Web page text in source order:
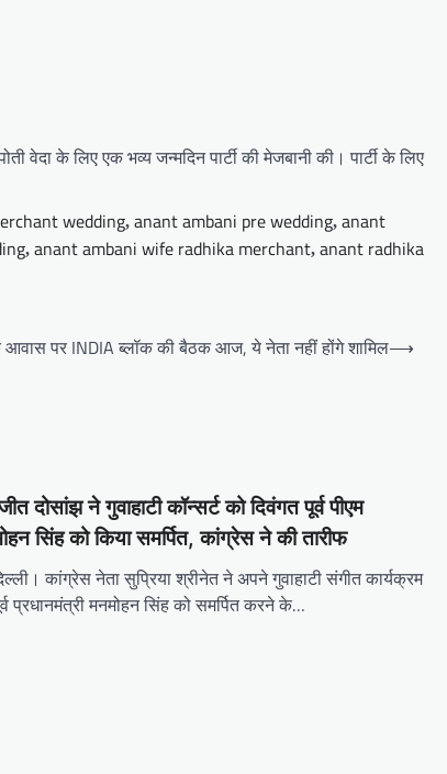
के लिए एक भव्य जन्मदिन पार्टी की मेजबानी की। पार्टी के लिए
wedding, anant ambani pre wedding, anant
, anant ambani wife radhika merchant, anant radhika
पर INDIA ब्लॉक की बैठक आज, ये नेता नहीं होंगे शामिल⟶
दोसांझ ने गुवाहाटी कॉन्सर्ट को दिवंगत पूर्व पीएम
सिंह को किया समर्पित, कांग्रेस ने की तारीफ
कांग्रेस नेता सुप्रिया श्रीनेत ने अपने गुवाहाटी संगीत कार्यक्रम
प्रधानमंत्री मनमोहन सिंह को समर्पित करने के…